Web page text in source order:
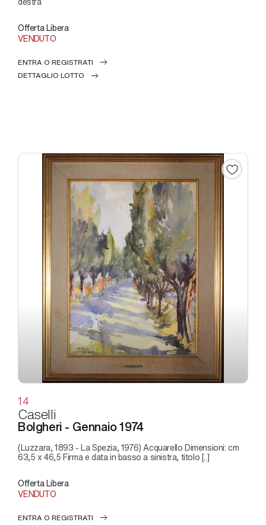
Offerta Libera
VENDUTO
ENTRA O REGISTRATI
DETTAGLIO LOTTO
14
Caselli
Bolgheri - Gennaio 1974
(Luzzara, 1893 - La Spezia, 1976) Acquarello Dimensioni: cm
63,5 x 46,5 Firma e data in basso a sinistra, titolo [..]
Offerta Libera
VENDUTO
ENTRA O REGISTRATI